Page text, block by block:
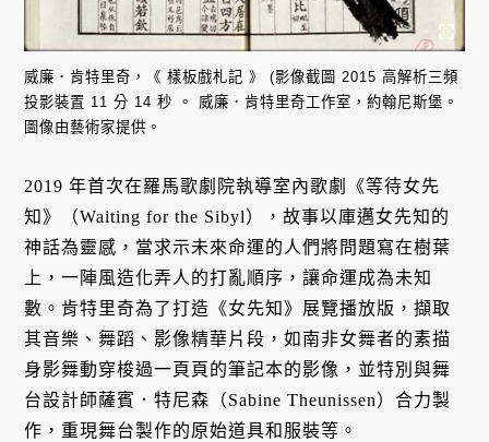
威廉．肯特里奇，《 樣板戲札記 》 (影像截圖 2015 高解析三頻
投影裝置 11 分 14 秒 。 威廉．肯特里奇工作室，約翰尼斯堡。
圖像由藝術家提供。
2019 年首次在羅馬歌劇院執導室內歌劇《等待女先
知》（Waiting for the Sibyl），故事以庫邁女先知的
神話為靈感，當求示未來命運的人們將問題寫在樹葉
上，一陣風造化弄人的打亂順序，讓命運成為未知
數。肯特里奇為了打造《女先知》展覽播放版，擷取
其音樂、舞蹈、影像精華片段，如南非女舞者的素描
身影舞動穿梭過一頁頁的筆記本的影像，並特別與舞
台設計師薩賓．特尼森（Sabine Theunissen）合力製
作，重現舞台製作的原始道具和服裝等。